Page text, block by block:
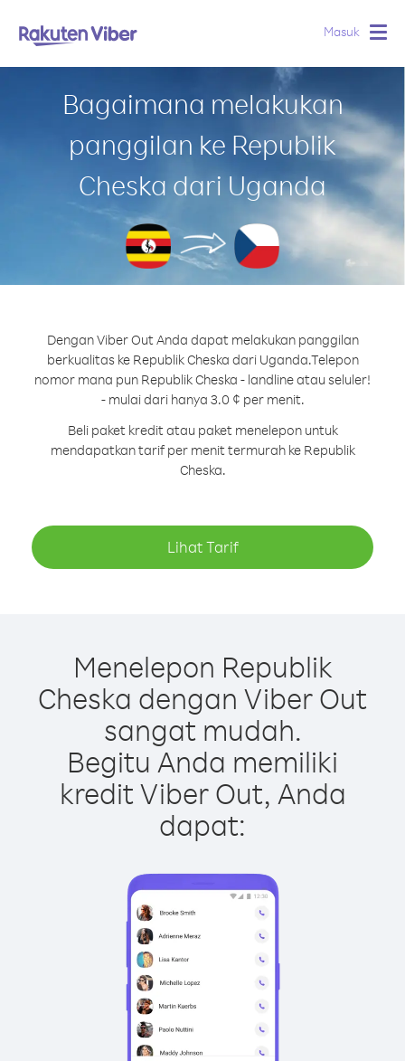
Masuk
Bagaimana melakukan
panggilan ke Republik
Cheska dari Uganda
Dengan Viber Out Anda dapat melakukan panggilan
berkualitas ke Republik Cheska dari Uganda.Telepon
nomor mana pun Republik Cheska - landline atau seluler!
- mulai dari hanya 3.0 ¢ per menit.
Beli paket kredit atau paket menelepon untuk
mendapatkan tarif per menit termurah ke Republik
Cheska.
Lihat Tarif
Menelepon Republik
Cheska dengan Viber Out
sangat mudah.
Begitu Anda memiliki
kredit Viber Out, Anda
dapat: